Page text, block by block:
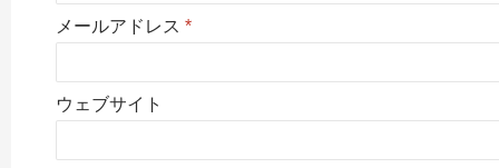
メールアドレス *
ウェブサイト